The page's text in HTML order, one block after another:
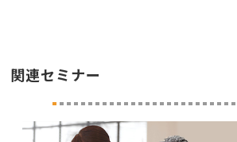
関連セミナー